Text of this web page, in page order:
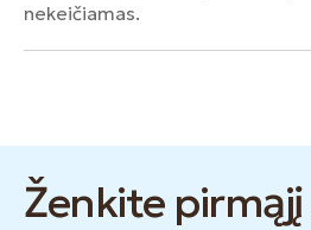
nekeičiamas.
Ženkite